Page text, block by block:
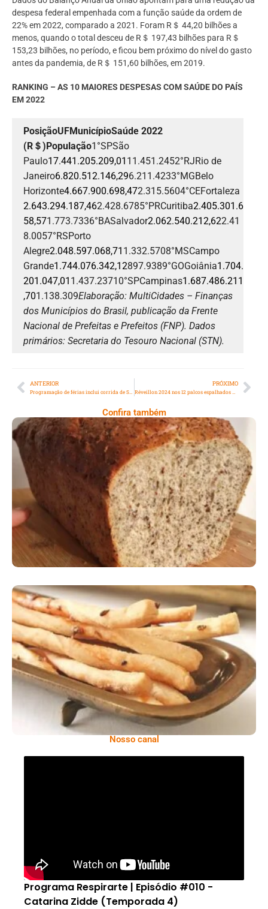
despesa federal empenhada com a função saúde da ordem de
22% em 2022, comparado a 2021. Foram R＄ 44,20 bilhões a
menos, quando o total desceu de R＄ 197,43 bilhões para R＄
153,23 bilhões, no período, e ficou bem próximo do nível do gasto
antes da pandemia, de R＄ 151,60 bilhões, em 2019.
RANKING – AS 10 MAIORES DESPESAS COM SAÚDE DO PAÍS
EM 2022
PosiçãoUFMunicípioSaúde 2022
(R＄)População1°SPSão
Paulo17.441.205.209,01 11.451.2452°RJRio de
Janeiro6.820.512.146,296.211.4233°MGBelo
Horizonte4.667.900.698,472.315.5604°CEFortaleza
2.643.294.187,462.428.6785°PRCuritiba2.405.301.6
58,571.773.7336°BASalvador2.062.540.212,622.41
8.0057°RSPorto
Alegre2.048.597.068,71 1.332.5708°MSCampo
Grande1.744.076.342,12897.9389°GOGoiânia1.704.
201.047,01 1.437.23710°SPCampinas1.687.486.211
,701.138.309Elaboração: MultiCidades – Finanças
dos Municípios do Brasil, publicação da Frente
Nacional de Prefeitas e Prefeitos (FNP). Dados
primários: Secretaria do Tesouro Nacional (STN).
ANTERIOR PRÓXIMO
Confira também
Comer Bem: Pão Low Carb
Comer Bem: Palitinhos De Cebola E Salsa
Nosso canal
Programa Respirarte | Episódio #010 -
Catarina Zidde (Temporada 4)